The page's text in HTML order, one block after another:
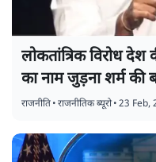
लोकतांत्रिक विरोध देश
का नाम जुड़ना शर्म की
राजनीति•राजनीतिक ब्यूरो•23 Feb,